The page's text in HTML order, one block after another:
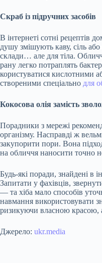
Скраб із підручних засобів
В інтернеті сотні рецептів
душу змішують каву, сіль
склади… але для тіла.
рану легко потраплять
користуватися кислотними
створеними спеціально для
Кокосова олія замість
Порадники з мережі
організму. Насправді ж
закупорити пори. Вона
на обличчя наносити точно
Будь-які поради, знайдені в
Запитати у фахівців,
— та хіба мало способів
навмання використовувати
ризикуючи власною красою,
Джерело: ukr.media